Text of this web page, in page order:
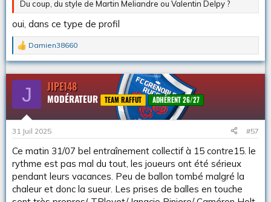
Du coup, du style de Martin Meliandre ou Valentin Delpy ?
oui, dans ce type de profil
L
e
s
r
c
o
n
s
:
Damien38660
J JIPE148
MODÉRATEUR TEAM RAFFUT ADHÉRENT 26/27
31 Juil 2025 #57
Ce matin 31/07 bel entraînement collectif à 15 contre15. le
rythme est pas mal du tout, les joueurs ont été sérieux
pendant leurs vacances. Peu de ballon tombé malgré la
chaleur et donc la sueur. Les prises de balles en touche